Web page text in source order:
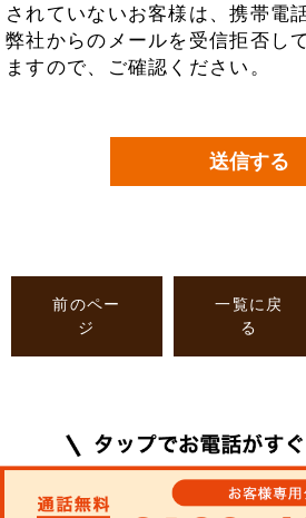
されていないお客様は、携帯電
弊社からのメールを受信拒否し
ますので、ご確認ください。
前のペー
ジ
一覧に戻
る